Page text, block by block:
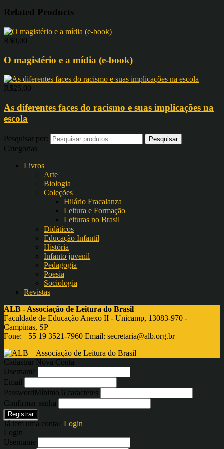
Related Products
R$0,00
O magistério e a mídia (e-book)
R$25,00
As diferentes faces do racismo e suas implicações na
escola
Pesquisar por:
Categorias
Livros
Arte
Biologia
Coleções
Hilário Fracalanza
Leitura e Formação
Leituras no Brasil
Didáticos
Educação Infantil
História
Infanto juvenil
Pedagogia
Poesia
Sociologia
Revistas
ALB - Associação de Leitura do Brasil
Faculdade de Educação Anexo II - Unicamp, 13083-970 -
Campinas, SP
Fone: +55 19 3521-7960 Email: secretaria@alb.org.br
Cadastrar Nova Conta
Username
Email
PasswordMínimo 6 caracteres
Confirmar senha
Registrar
Já tem uma conta? Login
Login
Username